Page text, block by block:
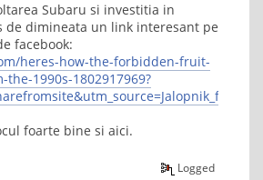
Subaru si investitia in
de dimineata un link interesant pe
facebook:
heres-how-the-forbidden-fruit-
1990s-1802917969?
foarte bine si aici.
Logged